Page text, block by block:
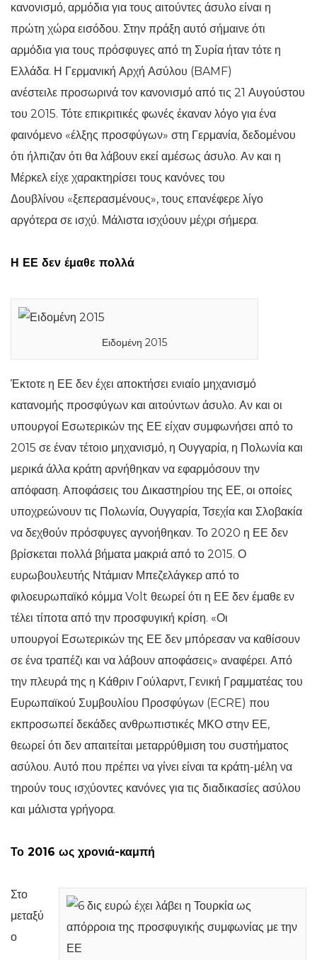
κανονισμό, αρμόδια για τους αιτούντες άσυλο είναι η
πρώτη χώρα εισόδου. Στην πράξη αυτό σήμαινε ότι
αρμόδια για τους πρόσφυγες από τη Συρία ήταν τότε η
Ελλάδα. Η Γερμανική Αρχή Ασύλου (BAMF)
ανέστειλε προσωρινά τον κανονισμό από τις 21 Αυγούστου
του 2015. Τότε επικριτικές φωνές έκαναν λόγο για ένα
φαινόμενο «έλξης προσφύγων» στη Γερμανία, δεδομένου
ότι ήλπιζαν ότι θα λάβουν εκεί αμέσως άσυλο. Αν και η
Μέρκελ είχε χαρακτηρίσει τους κανόνες του
Δουβλίνου «ξεπερασμένους», τους επανέφερε λίγο
αργότερα σε ισχύ. Μάλιστα ισχύουν μέχρι σήμερα.
Η ΕΕ δεν έμαθε πολλά
Ειδομένη 2015
Έκτοτε η ΕΕ δεν έχει αποκτήσει ενιαίο μηχανισμό
κατανομής προσφύγων και αιτούντων άσυλο. Αν και οι
υπουργοί Εσωτερικών της ΕΕ είχαν συμφωνήσει από το
2015 σε έναν τέτοιο μηχανισμό, η Ουγγαρία, η Πολωνία και
μερικά άλλα κράτη αρνήθηκαν να εφαρμόσουν την
απόφαση. Αποφάσεις του Δικαστηρίου της ΕΕ, οι οποίες
υποχρεώνουν τις Πολωνία, Ουγγαρία, Τσεχία και Σλοβακία
να δεχθούν πρόσφυγες αγνοήθηκαν. Το 2020 η ΕΕ δεν
βρίσκεται πολλά βήματα μακριά από το 2015. Ο
ευρωβουλευτής Ντάμιαν Μπεζελάγκερ από το
φιλοευρωπαϊκό κόμμα Volt θεωρεί ότι η ΕΕ δεν έμαθε εν
τέλει τίποτα από την προσφυγική κρίση. «Οι
υπουργοί Εσωτερικών της ΕΕ δεν μπόρεσαν να καθίσουν
σε ένα τραπέζι και να λάβουν αποφάσεις» αναφέρει. Από
την πλευρά της η Κάθριν Γούλαρντ, Γενική Γραμματέας του
Ευρωπαϊκού Συμβουλίου Προσφύγων (ECRE) που
εκπροσωπεί δεκάδες ανθρωπιστικές ΜΚΟ στην ΕΕ,
θεωρεί ότι δεν απαιτείται μεταρρύθμιση του συστήματος
ασύλου. Αυτό που πρέπει να γίνει είναι τα κράτη-μέλη να
τηρούν τους ισχύοντες κανόνες για τις διαδικασίες ασύλου
και μάλιστα γρήγορα.
Το 2016 ως χρονιά-καμπή
Στο
μεταξύ
ο